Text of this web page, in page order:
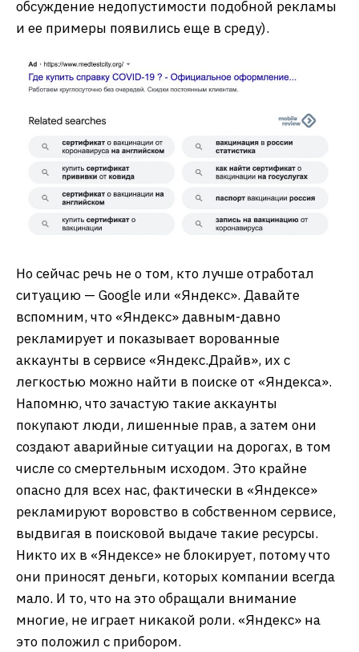
обсуждение недопустимости подобной рекламы
и ее примеры появились еще в среду).
Но сейчас речь не о том, кто лучше отработал
ситуацию — Google или «Яндекс». Давайте
вспомним, что «Яндекс» давным-давно
рекламирует и показывает ворованные
аккаунты в сервисе «Яндекс.Драйв», их с
легкостью можно найти в поиске от «Яндекса».
Напомню, что зачастую такие аккаунты
покупают люди, лишенные прав, а затем они
создают аварийные ситуации на дорогах, в том
числе со смертельным исходом. Это крайне
опасно для всех нас, фактически в «Яндексе»
рекламируют воровство в собственном сервисе,
выдвигая в поисковой выдаче такие ресурсы.
Никто их в «Яндексе» не блокирует, потому что
они приносят деньги, которых компании всегда
мало. И то, что на это обращали внимание
многие, не играет никакой роли. «Яндекс» на
это положил с прибором.